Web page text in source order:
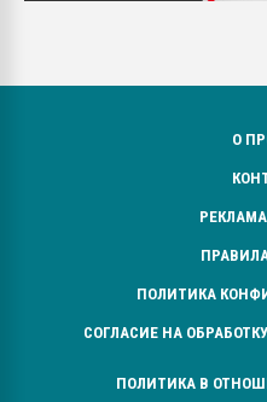
О
ПОЛИТИКА
СОГЛАСИЕ НА
ПОЛИТИКА В